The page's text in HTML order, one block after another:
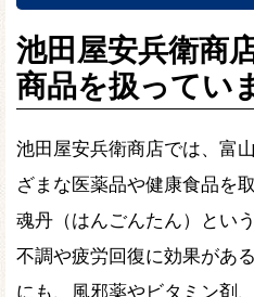
池田屋安兵衛商
商品を扱ってい
池田屋安兵衛商店では、富
ざまな医薬品や健康食品を
魂丹（はんごんたん）とい
不調や疲労回復に効果があ
にも、風邪薬やビタミン剤